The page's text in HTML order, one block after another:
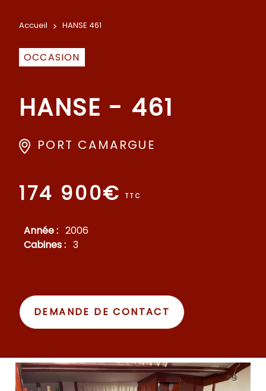
Accueil > HANSE 461
OCCASION
HANSE - 461
PORT CAMARGUE
174 900€ TTC
Année : 2006
Cabines : 3
DEMANDE DE CONTACT